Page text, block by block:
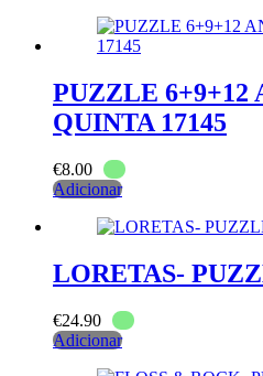
PUZZLE 6+9+12
QUINTA 17145
€8.00
Adicionar
LORETAS-
€24.90
Adicionar